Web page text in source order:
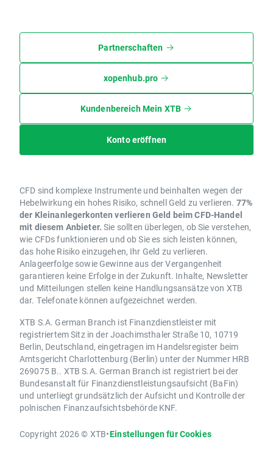
Partnerschaften
xopenhub.pro
Kundenbereich Mein XTB
Konto eröffnen
CFD sind komplexe Instrumente und beinhalten wegen der
Hebelwirkung ein hohes Risiko, schnell Geld zu verlieren. 77%
der Kleinanlegerkonten verlieren Geld beim CFD-Handel
mit diesem Anbieter. Sie sollten überlegen, ob Sie verstehen,
wie CFDs funktionieren und ob Sie es sich leisten können,
das hohe Risiko einzugehen, Ihr Geld zu verlieren.
Anlageerfolge sowie Gewinne aus der Vergangenheit
garantieren keine Erfolge in der Zukunft. Inhalte, Newsletter
und Mitteilungen stellen keine Handlungsansätze von XTB
dar. Telefonate können aufgezeichnet werden.
XTB S.A. German Branch ist Finanzdienstleister mit
registriertem Sitz in der Joachimsthaler Straße 10, 10719
Berlin, Deutschland, eingetragen im Handelsregister beim
Amtsgericht Charlottenburg (Berlin) unter der Nummer HRB
269075 B.. XTB S.A. German Branch ist registriert bei der
Bundesanstalt für Finanzdienstleistungsaufsicht (BaFin)
und unterliegt grundsätzlich der Aufsicht und Kontrolle der
polnischen Finanzaufsichtsbehörde KNF.
Copyright 2026 © XTB•Einstellungen für Cookies